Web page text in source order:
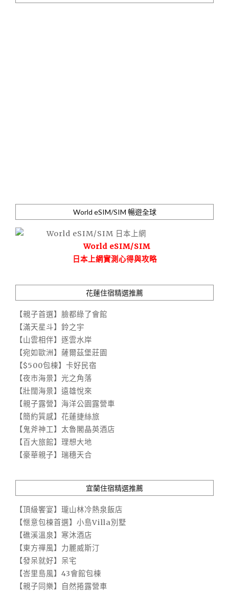
World eSIM/SIM 暢遊全球
World eSIM/SIM
日本上網實測心得與攻略
花蓮住宿精選推薦
【親子首選】臉都綠了會館
【滿天星斗】鈴之宇
【山雲相伴】逐雲水岸
【宛如歐洲】薩爾茲堡莊園
【$500包棟】卡好民宿
【夜市海景】光之角落
【壯闊海景】遠雄悅來
【親子露營】海洋公園露營車
【簡約質感】花蓮捷絲旅
【鬼斧神工】太魯閣晶英酒店
【百大旅館】理想大地
【豪華親子】瑞穗天合
宜蘭住宿精選推薦
【頂級饗宴】瓏山林冷熱泉飯店
【愜意包棟首選】小島Villa別墅
【礁溪溫泉】寒沐酒店
【東方禪風】力麗威斯汀
【發呆就好】呆宅
【峇里島風】43會館包棟
【親子同樂】自然捲露營車